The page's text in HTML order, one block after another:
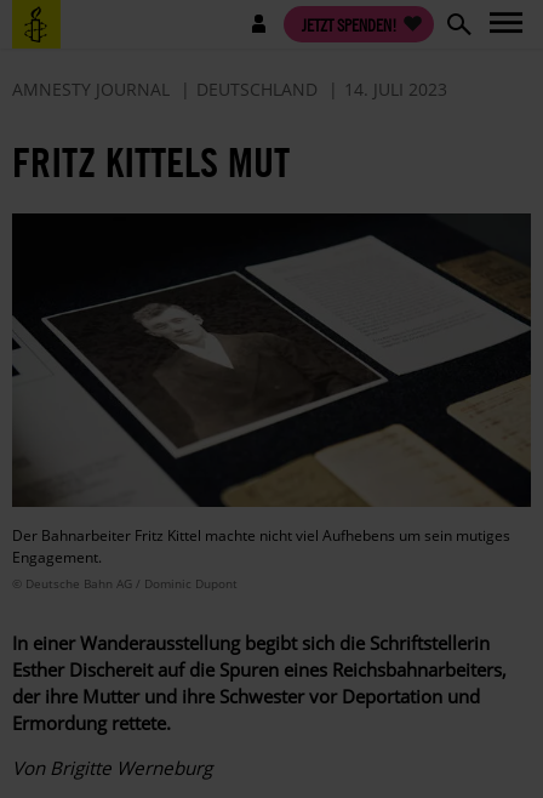
Direkt
zum
Benutzermenü JETZT SPENDEN!
AMNESTY JOURNAL DEUTSCHLAND 14. JULI 2023
FRITZ KITTELS MUT
Der Bahnarbeiter Fritz Kittel machte nicht viel Aufhebens um sein mutiges
Engagement.
© Deutsche Bahn AG / Dominic Dupont
In einer Wanderausstellung begibt sich die Schriftstellerin
Esther Dischereit auf die Spuren eines Reichsbahnarbeiters,
der ihre Mutter und ihre Schwester vor Deportation und
Ermordung rettete.
Von Brigitte Werneburg